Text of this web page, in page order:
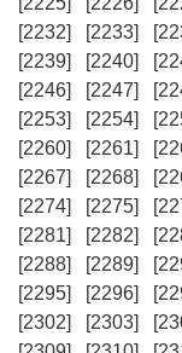
[2232]
[2233]
[2239]
[2240]
[2246]
[2247]
[2253]
[2254]
[2260]
[2261]
[2267]
[2268]
[2274]
[2275]
[2281]
[2282]
[2288]
[2289]
[2295]
[2296]
[2302]
[2303]